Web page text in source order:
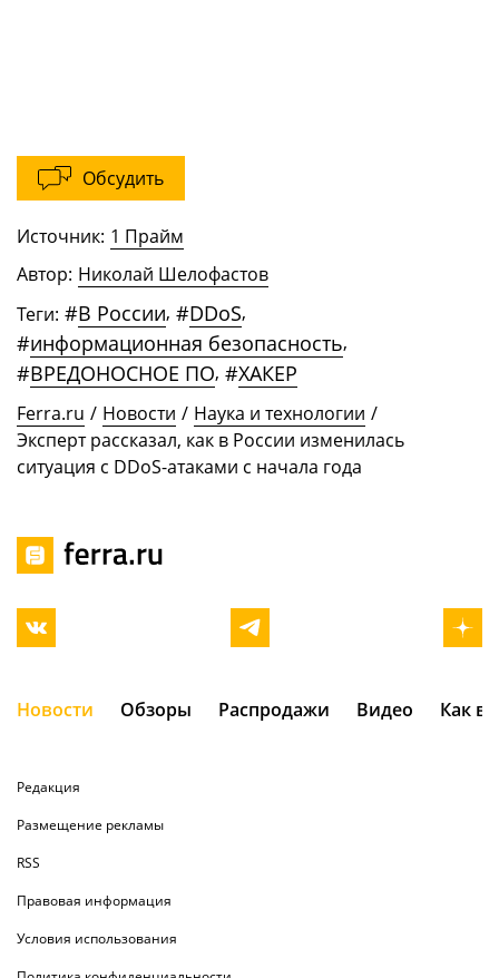
Обсудить
Источник: 1 Прайм
Автор: Николай Шелофастов
Теги: #В России, #DDoS,
#информационная безопасность,
#ВРЕДОНОСНОЕ ПО, #ХАКЕР
Ferra.ru / Новости / Наука и технологии /
Эксперт рассказал, как в России изменилась
ситуация с DDoS-атаками с начала года
Новости Обзоры Распродажи Видео Как
Редакция
Размещение рекламы
RSS
Правовая информация
Условия использования